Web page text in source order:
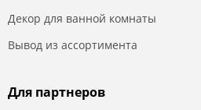
Декор для ванной комнаты
Вывод из ассортимента
Для партнеров